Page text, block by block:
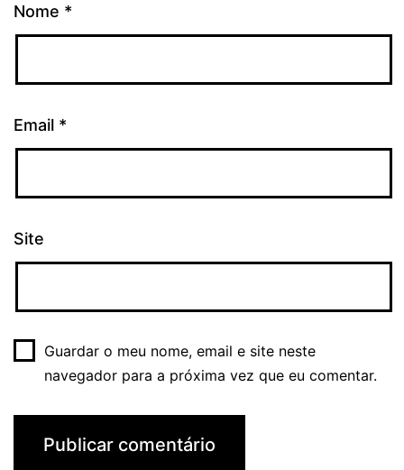
Nome *
Email *
Site
Guardar o meu nome, email e site neste
navegador para a próxima vez que eu comentar.